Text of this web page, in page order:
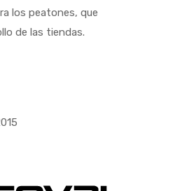
los peatones, que
de las tiendas.